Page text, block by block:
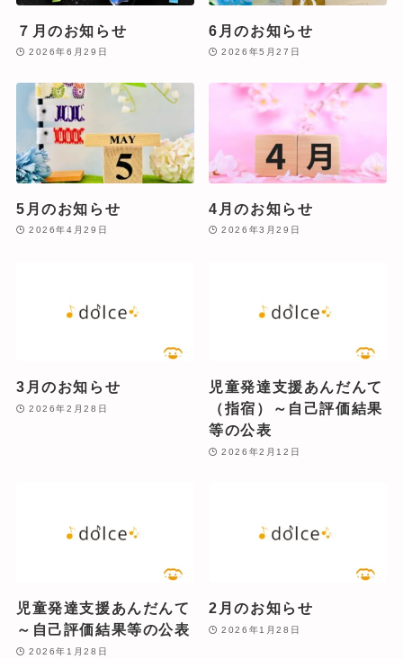
７月のお知らせ
2026年6月29日
6月のお知らせ
2026年5月27日
5月のお知らせ
2026年4月29日
4月のお知らせ
2026年3月29日
3月のお知らせ
2026年2月28日
児童発達支援あんだんて
（指宿）～自己評価結果
等の公表
2026年2月12日
児童発達支援あんだんて
～自己評価結果等の公表
2026年1月28日
2月のお知らせ
2026年1月28日